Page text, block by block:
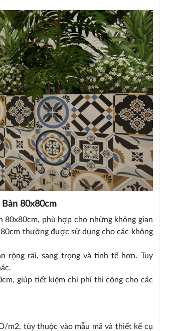
80x80cm
phù hợp cho những không gian
thường được sử dụng cho các không
rộng rãi, sang trọng và tinh tế hơn. Tuy
giúp tiết kiệm chi phí thi công cho các
m2, tùy thuộc vào mẫu mã và thiết kế cụ